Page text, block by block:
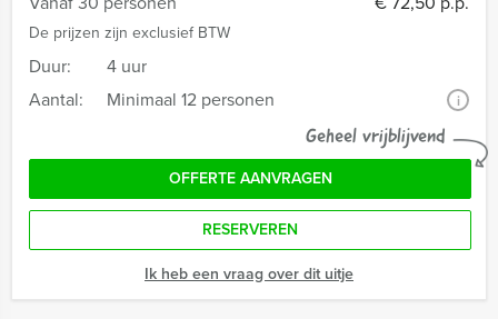
De prijzen zijn exclusief BTW
Duur:
4 uur
Aantal:
Minimaal 12 personen i
Geheel vrijblijvend
OFFERTE AANVRAGEN
RESERVEREN
Ik heb een vraag over dit uitje